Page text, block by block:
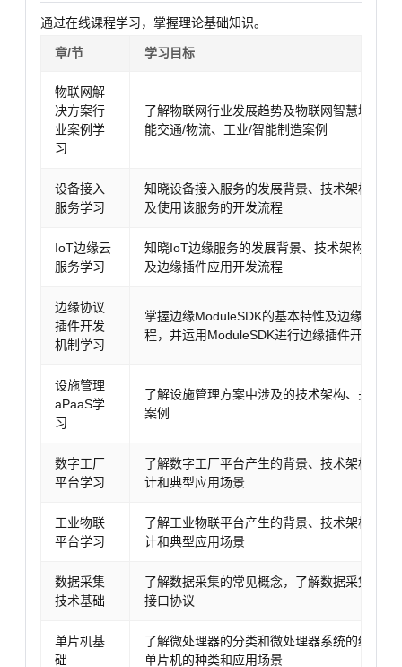
通过在线课程学习，掌握理论基础知识。
章/节 学习目标
物联网解
决方案行
业案例学
习
了解物联网行业发展趋势及物联网智慧城市/
能交通/物流、工业/智能制造案例
设备接入
服务学习
知晓设备接入服务的发展背景、技术架构、应
及使用该服务的开发流程
IoT边缘云
服务学习
知晓IoT边缘服务的发展背景、技术架构、应
及边缘插件应用开发流程
边缘协议
插件开发
机制学习
掌握边缘ModuleSDK的基本特性及边缘插件
程，并运用ModuleSDK进行边缘插件开发
设施管理
aPaaS学
习
了解设施管理方案中涉及的技术架构、关键特
案例
数字工厂
平台学习
了解数字工厂平台产生的背景、技术架构、详
计和典型应用场景
工业物联
平台学习
了解工业物联平台产生的背景、技术架构、详
计和典型应用场景
数据采集
技术基础
了解数据采集的常见概念，了解数据采集的常
接口协议
单片机基
础
了解微处理器的分类和微处理器系统的结构，
单片机的种类和应用场景